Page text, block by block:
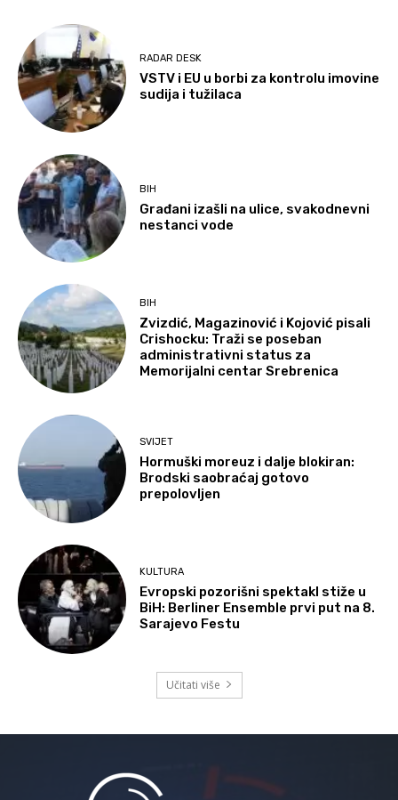
RADAR DESK
VSTV i EU u borbi za kontrolu imovine
sudija i tužilaca
BIH
Građani izašli na ulice, svakodnevni
nestanci vode
BIH
Zvizdić, Magazinović i Kojović pisali
Crishocku: Traži se poseban
administrativni status za
Memorijalni centar Srebrenica
SVIJET
Hormuški moreuz i dalje blokiran:
Brodski saobraćaj gotovo
prepolovljen
KULTURA
Evropski pozorišni spektakl stiže u
BiH: Berliner Ensemble prvi put na 8.
Sarajevo Festu
Učitati više